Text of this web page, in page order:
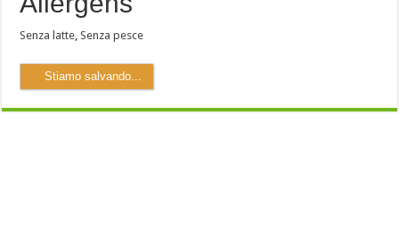
Senza latte ,Senza pesce
Stiamo salvando...